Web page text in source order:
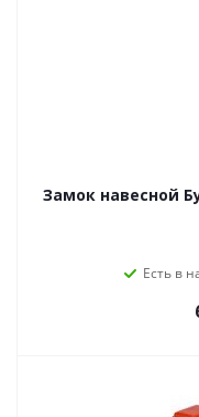
Замок навесной
Есть в